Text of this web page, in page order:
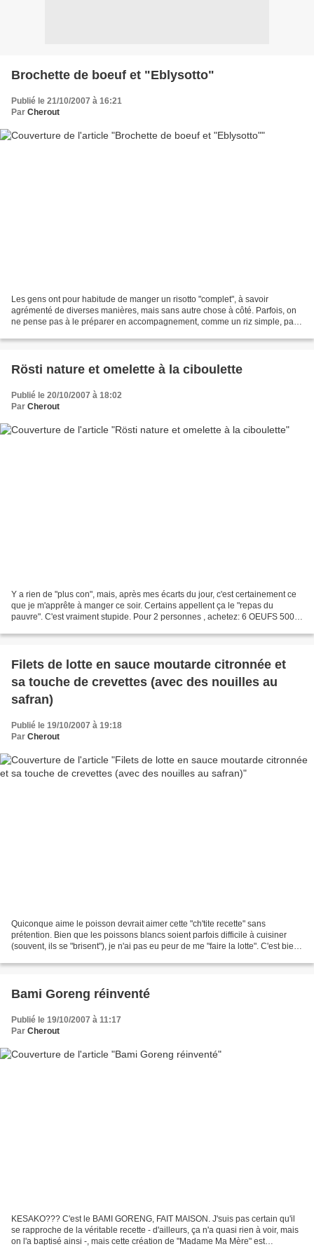
Brochette de boeuf et "Eblysotto"
Publié le 21/10/2007 à 16:21
Par Cherout
Les gens ont pour habitude de manger un risotto "complet", à savoir
agrémenté de diverses manières, mais sans autre chose à côté. Parfois, on
ne pense pas à le préparer en accompagnement, comme un riz simple, par
Rösti nature et omelette à la ciboulette
Publié le 20/10/2007 à 18:02
Par Cherout
Y a rien de "plus con", mais, après mes écarts du jour, c'est certainement ce
que je m'apprête à manger ce soir. Certains appellent ça le "repas du
pauvre". C'est vraiment stupide. Pour 2 personnes , achetez: 6 OEUFS 500 g
Filets de lotte en sauce moutarde citronnée et
sa touche de crevettes (avec des nouilles au
safran)
Publié le 19/10/2007 à 19:18
Par Cherout
Quiconque aime le poisson devrait aimer cette "ch'tite recette" sans
prétention. Bien que les poissons blancs soient parfois difficile à cuisiner
(souvent, ils se "brisent"), je n'ai pas eu peur de me "faire la lotte". C'est bien
Bami Goreng réinventé
Publié le 19/10/2007 à 11:17
Par Cherout
KESAKO??? C'est le BAMI GORENG, FAIT MAISON. J'suis pas certain qu'il
se rapproche de la véritable recette - d'ailleurs, ça n'a quasi rien à voir, mais
on l'a baptisé ainsi -, mais cette création de "Madame Ma Mère" est